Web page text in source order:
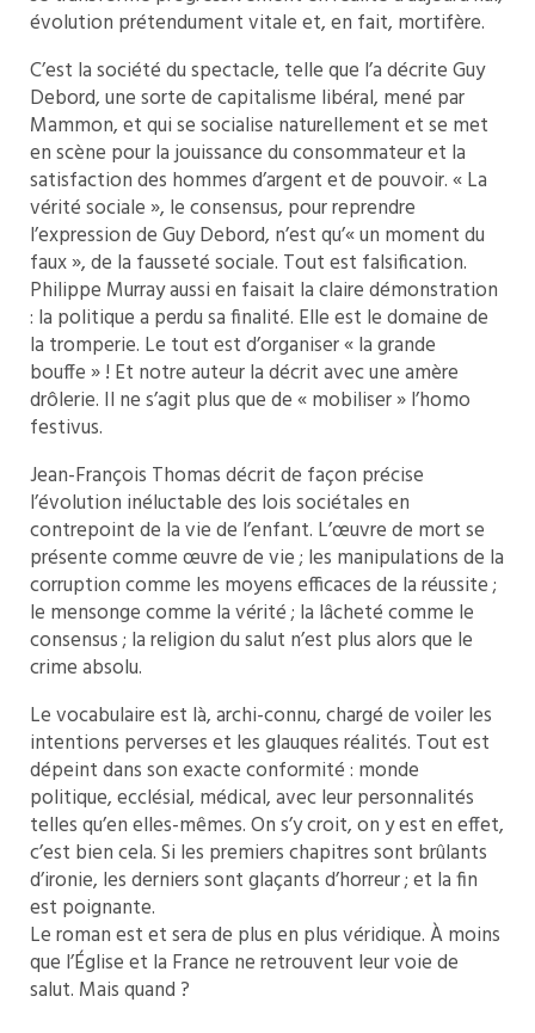
évolution prétendument vitale et, en fait, mortifère.
C’est la société du spectacle, telle que l’a décrite Guy
Debord, une sorte de capitalisme libéral, mené par
Mammon, et qui se socialise naturellement et se met
en scène pour la jouissance du consommateur et la
satisfaction des hommes d’argent et de pouvoir. « La
vérité sociale », le consensus, pour reprendre
l’expression de Guy Debord, n’est qu’« un moment du
faux », de la fausseté sociale. Tout est falsification.
Philippe Murray aussi en faisait la claire démonstration
: la politique a perdu sa finalité. Elle est le domaine de
la tromperie. Le tout est d’organiser « la grande
bouffe » ! Et notre auteur la décrit avec une amère
drôlerie. Il ne s’agit plus que de « mobiliser » l’homo
festivus.
Jean-François Thomas décrit de façon précise
l’évolution inéluctable des lois sociétales en
contrepoint de la vie de l’enfant. L’œuvre de mort se
présente comme œuvre de vie ; les manipulations de la
corruption comme les moyens efficaces de la réussite ;
le mensonge comme la vérité ; la lâcheté comme le
consensus ; la religion du salut n’est plus alors que le
crime absolu.
Le vocabulaire est là, archi-connu, chargé de voiler les
intentions perverses et les glauques réalités. Tout est
dépeint dans son exacte conformité : monde
politique, ecclésial, médical, avec leur personnalités
telles qu’en elles-mêmes. On s’y croit, on y est en effet,
c’est bien cela. Si les premiers chapitres sont brûlants
d’ironie, les derniers sont glaçants d’horreur ; et la fin
est poignante.
Le roman est et sera de plus en plus véridique. À moins
que l’Église et la France ne retrouvent leur voie de
salut. Mais quand ?